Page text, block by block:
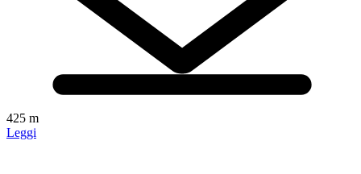
425 m
Leggi